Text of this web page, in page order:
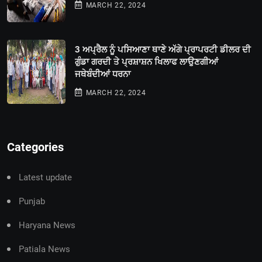
MARCH 22, 2024
3 ਅਪ੍ਰੈਲ ਨੂੰ ਪਸਿਆਣਾ ਥਾਣੇ ਅੱਗੇ ਪ੍ਰਾਪਰਟੀ ਡੀਲਰ ਦੀ
ਗੁੰਡਾ ਗਰਦੀ ਤੇ ਪ੍ਰਸ਼ਾਸ਼ਨ ਖਿਲਾਫ ਲਾਉਣਗੀਆਂ
ਜਥੇਬੰਦੀਆਂ ਧਰਨਾ
MARCH 22, 2024
Categories
Latest update
Punjab
Haryana News
Patiala News